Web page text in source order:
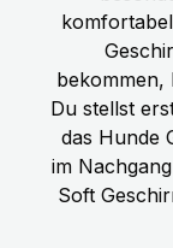
ZUTATEN: Frisches
herz, -
Brühe
bekommen,
Du stellst
das Hunde
im
Soft